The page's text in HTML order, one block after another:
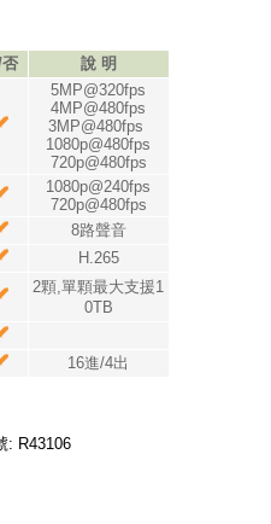
說 明
5MP@320fps
4MP@480fps
3MP@480fps
1080p@480fps
720p@480fps
1080p@240fps
720p@480fps
8路聲音
H.265
2顆,單顆最大支援1
0TB
16進/4出
: R43106